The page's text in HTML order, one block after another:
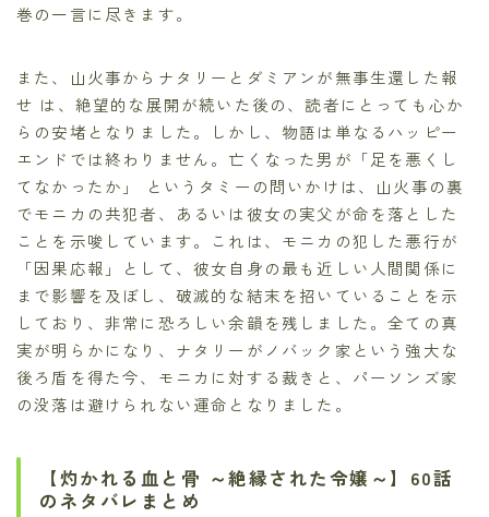
巻の一言に尽きます。
また、山火事からナタリーとダミアンが無事生還した報
せ は、絶望的な展開が続いた後の、読者にとっても心か
らの安堵となりました。しかし、物語は単なるハッピー
エンドでは終わりません。亡くなった男が「足を悪くし
てなかったか」 というタミーの問いかけは、山火事の裏
でモニカの共犯者、あるいは彼女の実父が命を落とした
ことを示唆しています。これは、モニカの犯した悪行が
「因果応報」として、彼女自身の最も近しい人間関係に
まで影響を及ぼし、破滅的な結末を招いていることを示
しており、非常に恐ろしい余韻を残しました。全ての真
実が明らかになり、ナタリーがノバック家という強大な
後ろ盾を得た今、モニカに対する裁きと、パーソンズ家
の没落は避けられない運命となりました。
【灼かれる血と骨 ～絶縁された令嬢～】60話
のネタバレまとめ